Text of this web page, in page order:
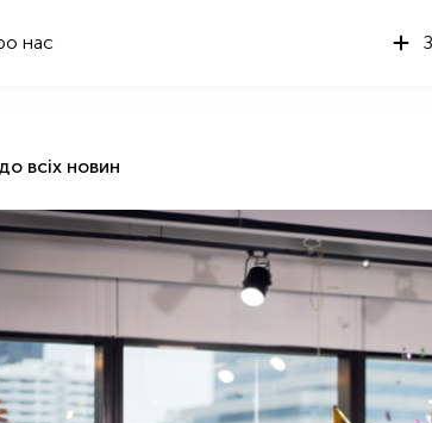
нас
всіх новин